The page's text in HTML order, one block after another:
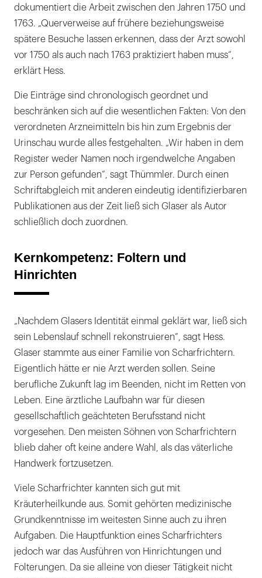
dokumentiert die Arbeit zwischen den Jahren 1750 und
1763. „Querverweise auf frühere beziehungsweise
spätere Besuche lassen erkennen, dass der Arzt sowohl
vor 1750 als auch nach 1763 praktiziert haben muss“,
erklärt Hess.
Die Einträge sind chronologisch geordnet und
beschränken sich auf die wesentlichen Fakten: Von den
verordneten Arzneimitteln bis hin zum Ergebnis der
Urinschau wurde alles festgehalten. „Wir haben in dem
Register weder Namen noch irgendwelche Angaben
zur Person gefunden“, sagt Thümmler. Durch einen
Schriftabgleich mit anderen eindeutig identifizierbaren
Publikationen aus der Zeit ließ sich Glaser als Autor
schließlich doch zuordnen.
Kernkompetenz: Foltern und
Hinrichten
„Nachdem Glasers Identität einmal geklärt war, ließ sich
sein Lebenslauf schnell rekonstruieren“, sagt Hess.
Glaser stammte aus einer Familie von Scharfrichtern.
Eigentlich hätte er nie Arzt werden sollen. Seine
berufliche Zukunft lag im Beenden, nicht im Retten von
Leben. Eine ärztliche Laufbahn war für diesen
gesellschaftlich geächteten Berufsstand nicht
vorgesehen. Den meisten Söhnen von Scharfrichtern
blieb daher oft keine andere Wahl, als das väterliche
Handwerk fortzusetzen.
Viele Scharfrichter kannten sich gut mit
Kräuterheilkunde aus. Somit gehörten medizinische
Grundkenntnisse im weitesten Sinne auch zu ihren
Aufgaben. Die Hauptfunktion eines Scharfrichters
jedoch war das Ausführen von Hinrichtungen und
Folterungen. Da sie alleine von dieser Tätigkeit nicht